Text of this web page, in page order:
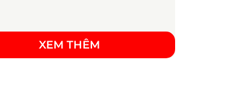
XEM THÊM